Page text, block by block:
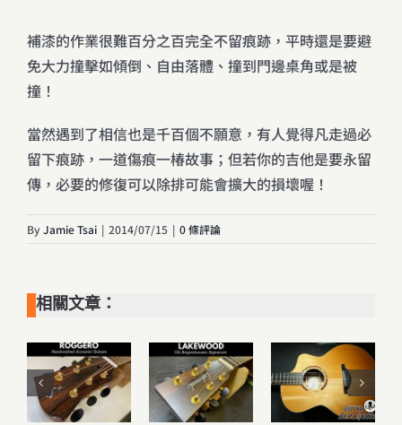
補漆的作業很難百分之百完全不留痕跡，平時還是要避
免大力撞擊如傾倒、自由落體、撞到門邊桌角或是被
撞！
當然遇到了相信也是千百個不願意，有人覺得凡走過必
留下痕跡，一道傷痕一椿故事；但若你的吉他是要永留
傳，必要的修復可以除排可能會擴大的損壞喔！
ByJamie Tsai | 2014/07/15 | 0 條評論
相關文章：